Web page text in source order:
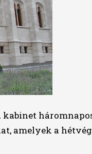
kabinet
amelyek a